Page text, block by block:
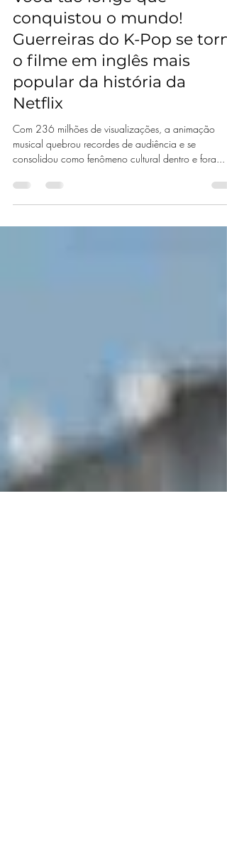
Lagoa Nerd
7 de set. de 2025
2 min de leitura
Voou tão longe que
conquistou o mundo!
o filme em inglês mais
popular da história da
Netflix
Com 236 milhões de visualizações, a animação